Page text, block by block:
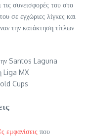
τις συνεισφορές του στο
σε εγχώριες λίγκες και
την κατάκτηση τίτλων
Santos Laguna
Liga MX
Cups
εμφανίσεις που